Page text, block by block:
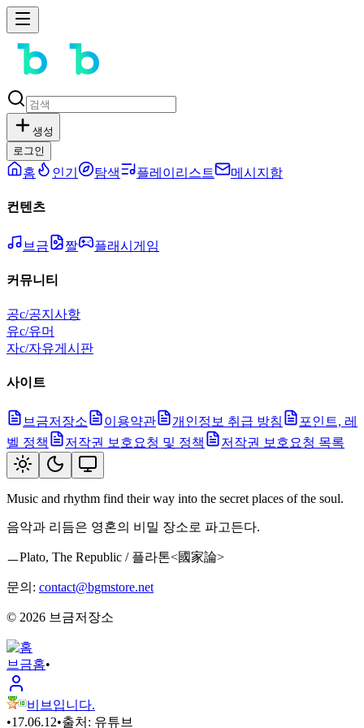
생성
로그인
홈 인기 탐색 플레이리스트 메시지함
컨텐츠
브금 짤 플래시게임
커뮤니티
공c/공지사항
유c/유머
자c/자유게시판
사이트
브금저장소 이용약관 개인정보 취급 방침
포인트, 레
벨 정책
저작권 보호요청 및 정책 저작권 보호요청 목록
Music and rhythm find their way into the secret places of the soul.
음악과 리듬은 영혼의 비밀 장소로 파고든다.
ㅡPlato, The Republic / 플라톤<國家論>
문의: contact@bgmstore.net
© 2026 브금저장소
브금홈•
비브입니다.
•17.06.12•출처: 유튜브